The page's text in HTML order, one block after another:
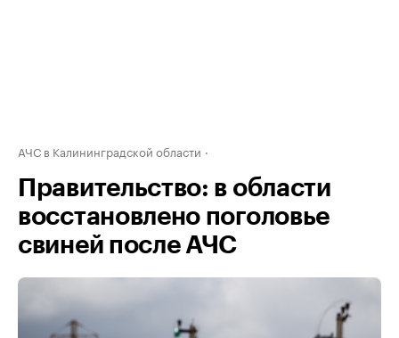
АЧС в Калининградской области
Правительство: в области
восстановлено поголовье
свиней после АЧС